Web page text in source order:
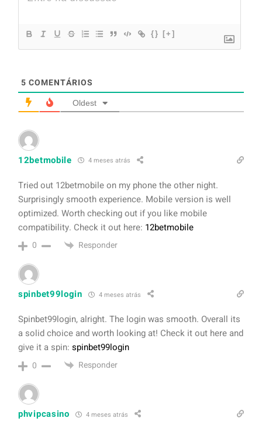
{} [+]
5 COMENTÁRIOS
Oldest
12betmobile 4 meses atrás
Tried out 12betmobile on my phone the other night.
Surprisingly smooth experience. Mobile version is well
optimized. Worth checking out if you like mobile
compatibility. Check it out here: 12betmobile
0 Responder
spinbet99login 4 meses atrás
Spinbet99login, alright. The login was smooth. Overall its
a solid choice and worth looking at! Check it out here and
give it a spin: spinbet99login
0 Responder
phvipcasino 4 meses atrás